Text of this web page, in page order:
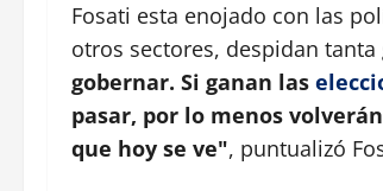
Fosati esta enojado con las
otros sectores, despidan tanta
gobernar. Si ganan las
pasar, por lo menos
que hoy se ve", puntualizó